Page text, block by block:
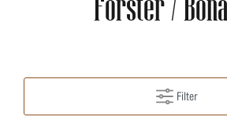
Filter